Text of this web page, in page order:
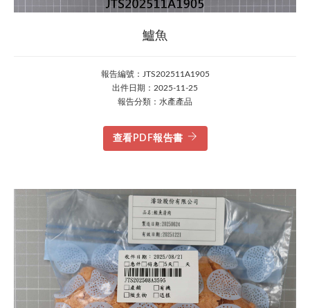
鱸魚
報告編號：JTS202511A1905
出件日期：2025-11-25
報告分類：水產產品
查看PDF報告書